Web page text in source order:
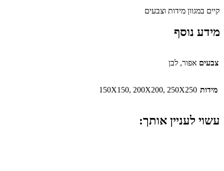
קיים במגוון מידות וצבעים
מידע נוסף
צבעים אפור, לבן
מידות 150X150, 200X200, 250X250
עשוי לעניין אותך: